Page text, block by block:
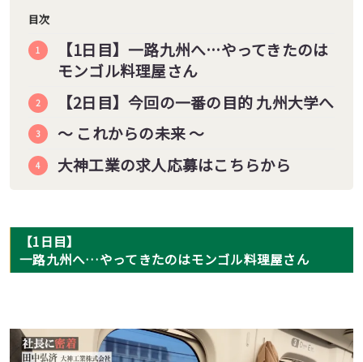
目次
【1日目】一路九州へ…やってきたのは
モンゴル料理屋さん
【2日目】今回の一番の目的 九州大学へ
〜 これからの未来 〜
大神工業の求人応募はこちらから
【1日目】
一路九州へ…やってきたのはモンゴル料理屋さん